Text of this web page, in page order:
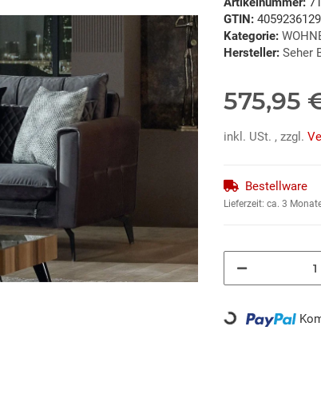
GTIN:
Kategorie:
Hersteller: Seher
575,95
inkl. USt. , zzgl.
Bestellware
Lieferzeit: ca. 3
Loading...